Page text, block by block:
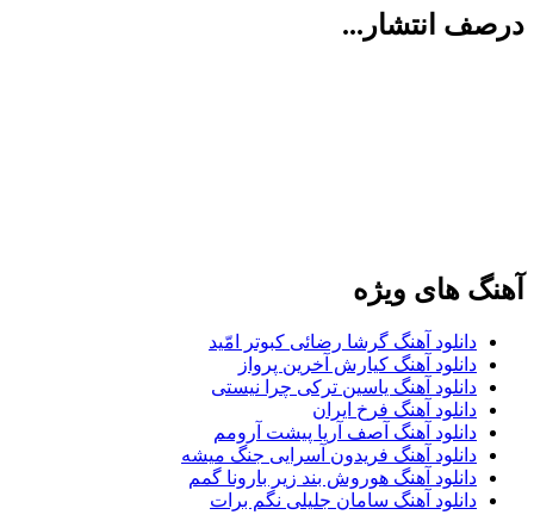
درصف انتشار...
آهنگ های ویژه
دانلود آهنگ گرشا رضائی کبوتر امّید
دانلود آهنگ کیارش آخرین پرواز
دانلود آهنگ یاسین ترکی چرا نیستی
دانلود آهنگ فرخ ایران
دانلود آهنگ آصف آریا پیشت آرومم
دانلود آهنگ فریدون آسرایی جنگ میشه
دانلود آهنگ هوروش بند زیر بارونا گمم
دانلود آهنگ سامان جلیلی نگم برات